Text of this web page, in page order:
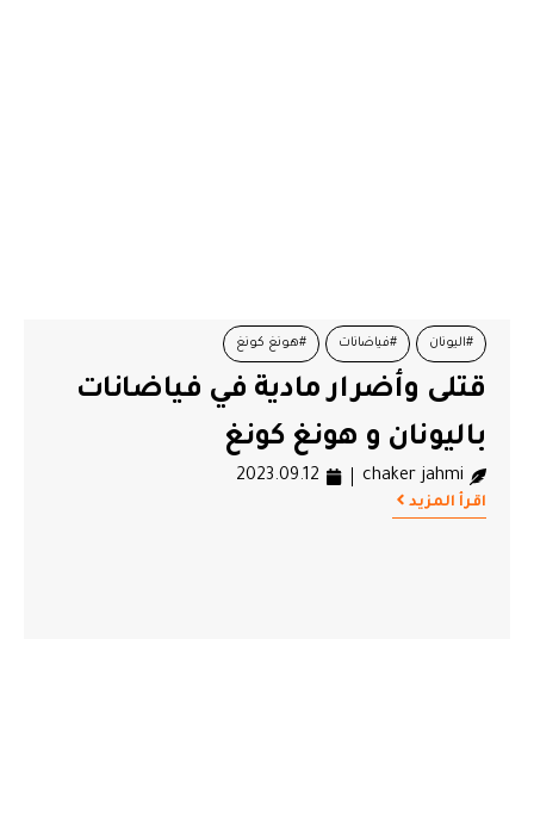
#اليونان #فياضانات #هونغ كونغ
قتلى وأضرار مادية في فياضانات
باليونان و هونغ كونغ
chaker jahmi
2023.09.12
اقرأ المزيد